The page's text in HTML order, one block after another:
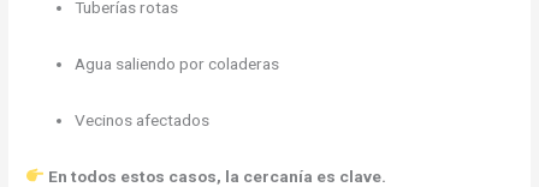
Tuberías rotas
Agua saliendo por coladeras
Vecinos afectados
En todos estos casos, la cercanía es clave.